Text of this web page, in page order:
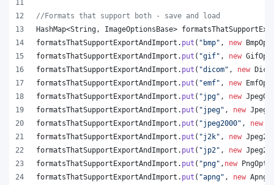
//Formats that support both - save and load
HashMap<String , ImageOptionsBase>
formatsThatSupportExportAndImport . put ( "bmp" , new
formatsThatSupportExportAndImport . put ( "gif" , new
formatsThatSupportExportAndImport . put ( "dicom" , new
formatsThatSupportExportAndImport . put ( "emf" , new
formatsThatSupportExportAndImport . put ( "jpg" , new
formatsThatSupportExportAndImport . put ( "jpeg" , new
formatsThatSupportExportAndImport . put ( "jpeg2000" , new
formatsThatSupportExportAndImport . put ( "j2k" , new
formatsThatSupportExportAndImport . put ( "jp2" , new
formatsThatSupportExportAndImport . put ( "png" , new
formatsThatSupportExportAndImport . put ( "apng" , new